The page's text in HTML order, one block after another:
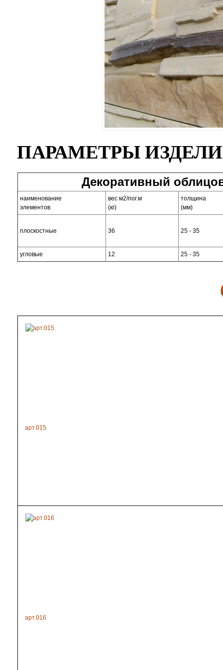
ПАРАМЕТРЫ
Декоративный
наименование
элементов
вес м2/пог.м
(кг)
толщина
(мм)
плоскостные 36 25 - 35
угловые 12 25 - 35
арт.015
арт.016